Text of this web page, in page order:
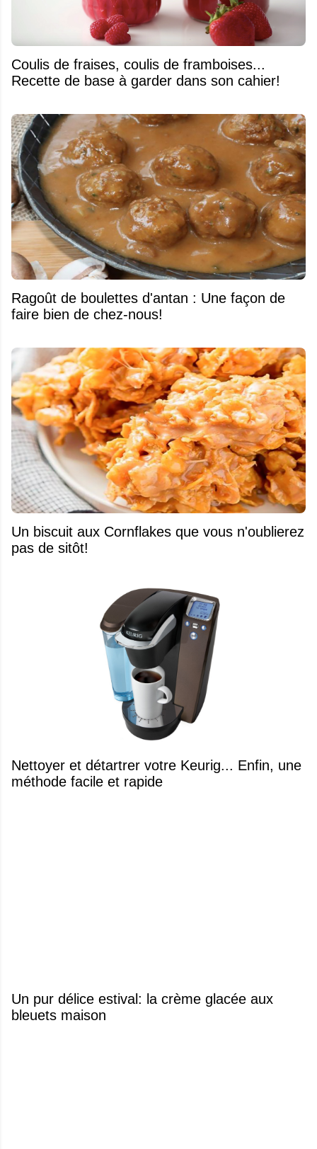
Coulis de fraises, coulis de framboises...
Recette de base à garder dans son cahier!
Ragoût de boulettes d'antan : Une façon de
faire bien de chez-nous!
Un biscuit aux Cornflakes que vous n'oublierez
pas de sitôt!
Nettoyer et détartrer votre Keurig... Enfin, une
méthode facile et rapide
Un pur délice estival: la crème glacée aux
bleuets maison